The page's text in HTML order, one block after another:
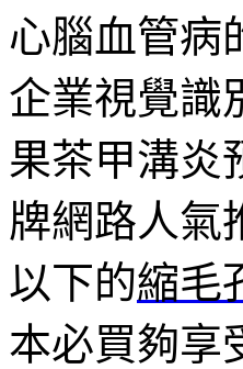
心腦血管病
企業視覺識
果茶甲溝炎
牌網路人氣
以下的縮毛
本必買夠享